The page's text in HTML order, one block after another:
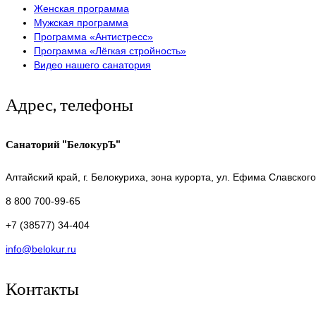
Женская программа
Мужская программа
Программа «Антистресс»
Программа «Лёгкая стройность»
Видео нашего санатория
Адрес, телефоны
Санаторий "БелокурЪ"
Алтайский край, г. Белокуриха, зона курорта, ул. Ефима
8 800 700-99-65
+7 (38577) 34-404
info@belokur.ru
Контакты